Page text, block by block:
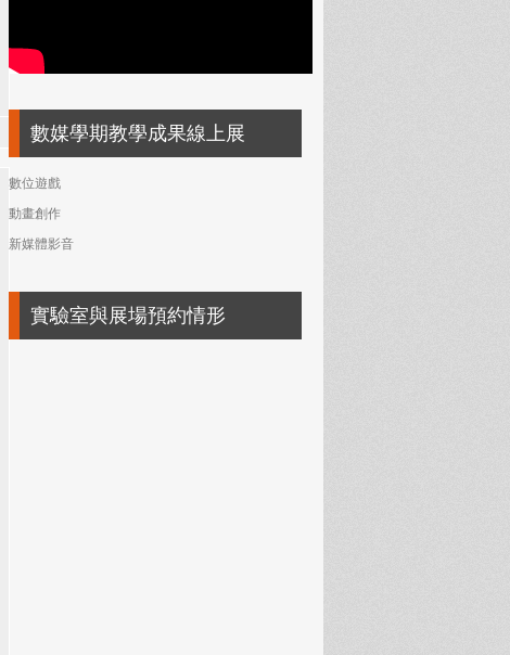
數媒學期教學成果線上展
數位遊戲
動畫創作
新媒體影音
實驗室與展場預約情形